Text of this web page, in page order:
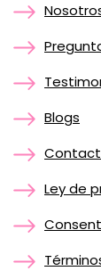
Blogs
Ley de